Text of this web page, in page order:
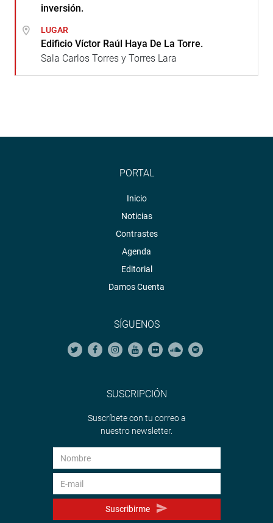
inversión.
LUGAR
Edificio Víctor Raúl Haya De La Torre.
Sala Carlos Torres y Torres Lara
PORTAL
Inicio
Noticias
Contrastes
Agenda
Editorial
Damos Cuenta
SÍGUENOS
SUSCRIPCIÓN
Suscríbete con tu correo a
nuestro newsletter.
Suscribirme